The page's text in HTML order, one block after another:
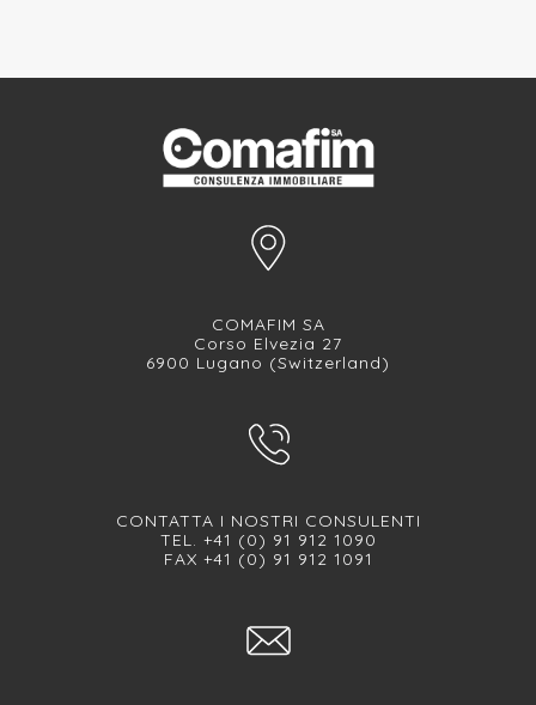
COMAFIM SA
Corso Elvezia 27
6900 Lugano (Switzerland)
CONTATTA I NOSTRI CONSULENTI
TEL. +41 (0) 91 912 1090
FAX +41 (0) 91 912 1091